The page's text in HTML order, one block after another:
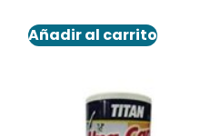
Añadir al carrito